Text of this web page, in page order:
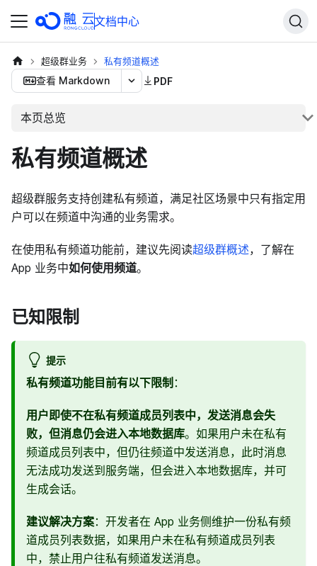
文档中心
超级群业务 私有频道概述
查看 Markdown PDF
本页总览
私有频道概述
超级群服务支持创建私有频道，满足社区场景中只有指定用
户可以在频道中沟通的业务需求。
在使用私有频道功能前，建议先阅读超级群概述，了解在
App 业务中如何使用频道。
已知限制
提示
私有频道功能目前有以下限制 ：
用户即使不在私有频道成员列表中，发送消息会失
败，但消息仍会进入本地数据库。如果用户未在私有
频道成员列表中，但仍往频道中发送消息，此时消息
无法成功发送到服务端，但会进入本地数据库，并可
生成会话。
建议解决方案：开发者在 App 业务侧维护一份私有频
道成员列表数据，如果用户未在私有频道成员列表
中，禁止用户往私有频道发送消息。